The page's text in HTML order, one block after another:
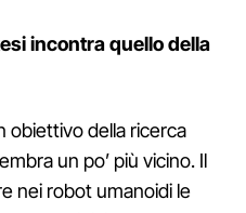
incontra quello della
obiettivo della ricerca
un po’ più vicino. Il
nei robot umanoidi le